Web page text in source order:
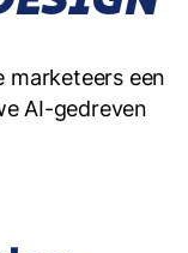
marketeers een
AI-gedreven